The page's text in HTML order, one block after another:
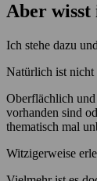
Aber wisst
Ich stehe dazu
Natürlich ist nicht
Oberflächlich und
vorhanden sind
thematisch mal
Witzigerweise